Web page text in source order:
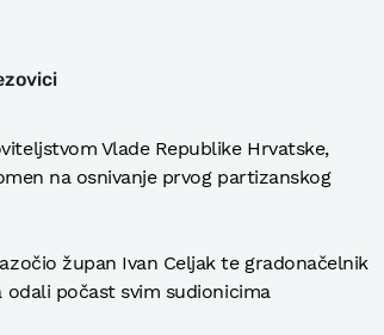
Vlade Republike Hrvatske,
na osnivanje prvog partizanskog
župan Ivan Celjak te gradonačelnik
počast svim sudionicima